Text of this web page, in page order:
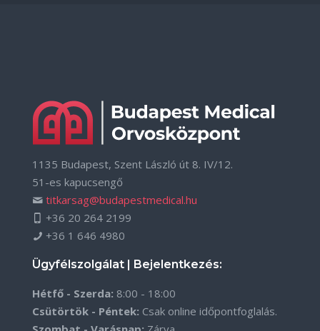
1135 Budapest, Szent László út 8. IV/12.
51-es kapucsengő
titkarsag@budapestmedical.hu
+36 20 264 2199
+36 1 646 4980
Ügyfélszolgálat | Bejelentkezés:
Hétfő - Szerda: 8:00 - 18:00
Csütörtök - Péntek: Csak online időpontfoglalás.